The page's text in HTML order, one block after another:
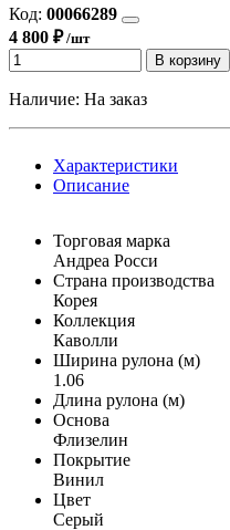
Код: 00066289
4 800 ₽/шт
В корзину
Наличие: На заказ
Характеристики
Описание
Торговая марка
Андреа Росси
Страна производства
Корея
Коллекция
Каволли
Ширина рулона (м)
1.06
Длина рулона (м)
Основа
Флизелин
Покрытие
Винил
Цвет
Серый